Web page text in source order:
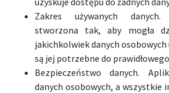
Zakres używanych
stworzona tak, aby mogła
jakichkolwiek danych
są jej potrzebne do
Bezpieczeństwo danych.
danych osobowych, a wszystkie